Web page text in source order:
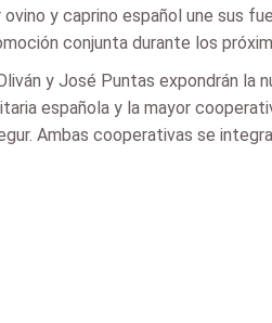
y caprino español une sus
conjunta durante los
y José Puntas expondrán
española y la mayor
Ambas cooperativas se